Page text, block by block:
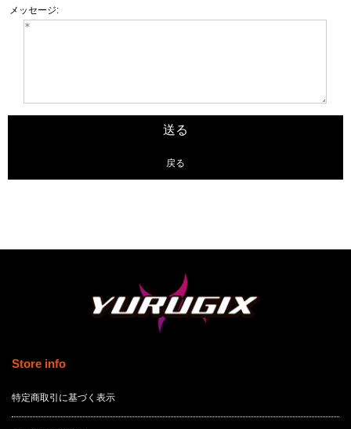
メッセージ:
戻る
Store info
特定商取引に基づく表示